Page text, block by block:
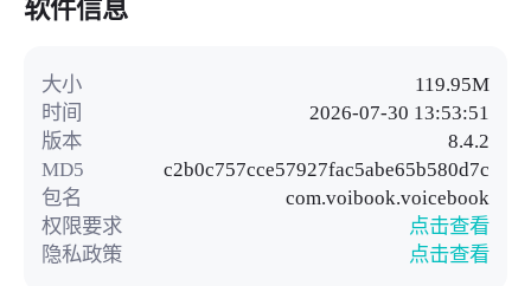
软件信息
大小
119.95M
时间
2026-07-30 13:53:51
版本
8.4.2
MD5
c2b0c757cce57927fac5abe65b580d7c
包名
com.voibook.voicebook
权限要求
点击查看
隐私政策
点击查看